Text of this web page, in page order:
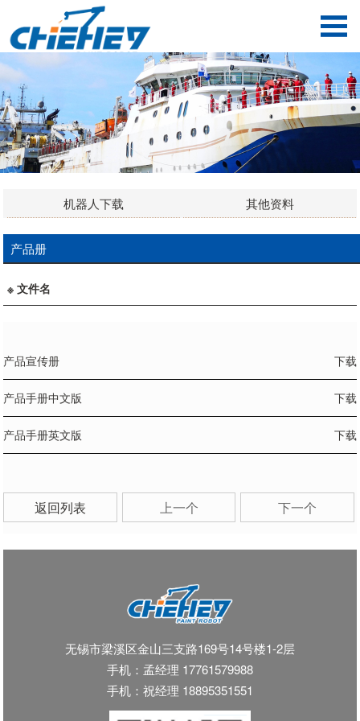
机器人下载 其他资料
产品册
※ 文件名
下载
产品宣传册
下载
产品手册中文版
下载
产品手册英文版
返回列表 上一个 下一个
无锡市梁溪区金山三支路169号14号楼1-2层
手机：孟经理 17761579988
手机：祝经理 18895351551